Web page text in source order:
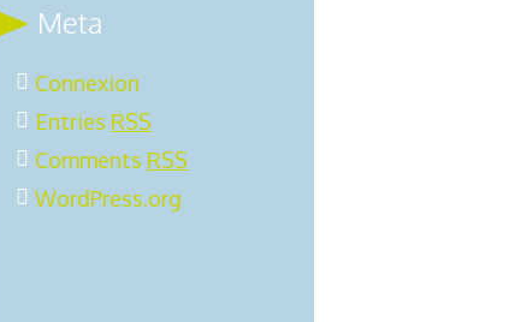
Meta
Connexion
Entries RSS
Comments RSS
WordPress.org